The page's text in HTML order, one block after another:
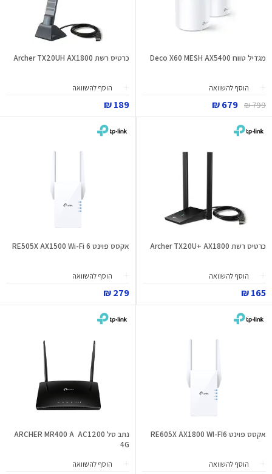
מגדיל טווח Deco X60 MESH AX5400
הוסף להשוואה
799 ₪
679 ₪
כרטיס רשת Archer TX20UH AX1800
הוסף להשוואה
189 ₪
כרטיס רשת Archer TX20U+ AX1800
הוסף להשוואה
165 ₪
אקסס פוינט RE505X AX1500 Wi-Fi 6
הוסף להשוואה
279 ₪
אקסס פוינט RE605X AX1800 WI-FI6
הוסף להשוואה
נתב סל ARCHER MR400 A AC1200
4G
הוסף להשוואה